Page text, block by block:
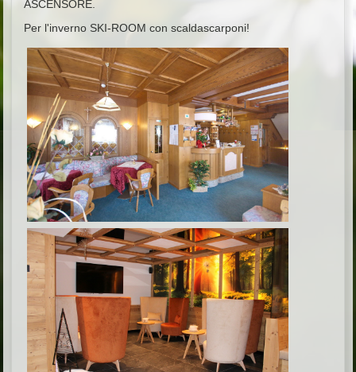
ASCENSORE.
Per l'inverno SKI-ROOM con scaldascarponi!